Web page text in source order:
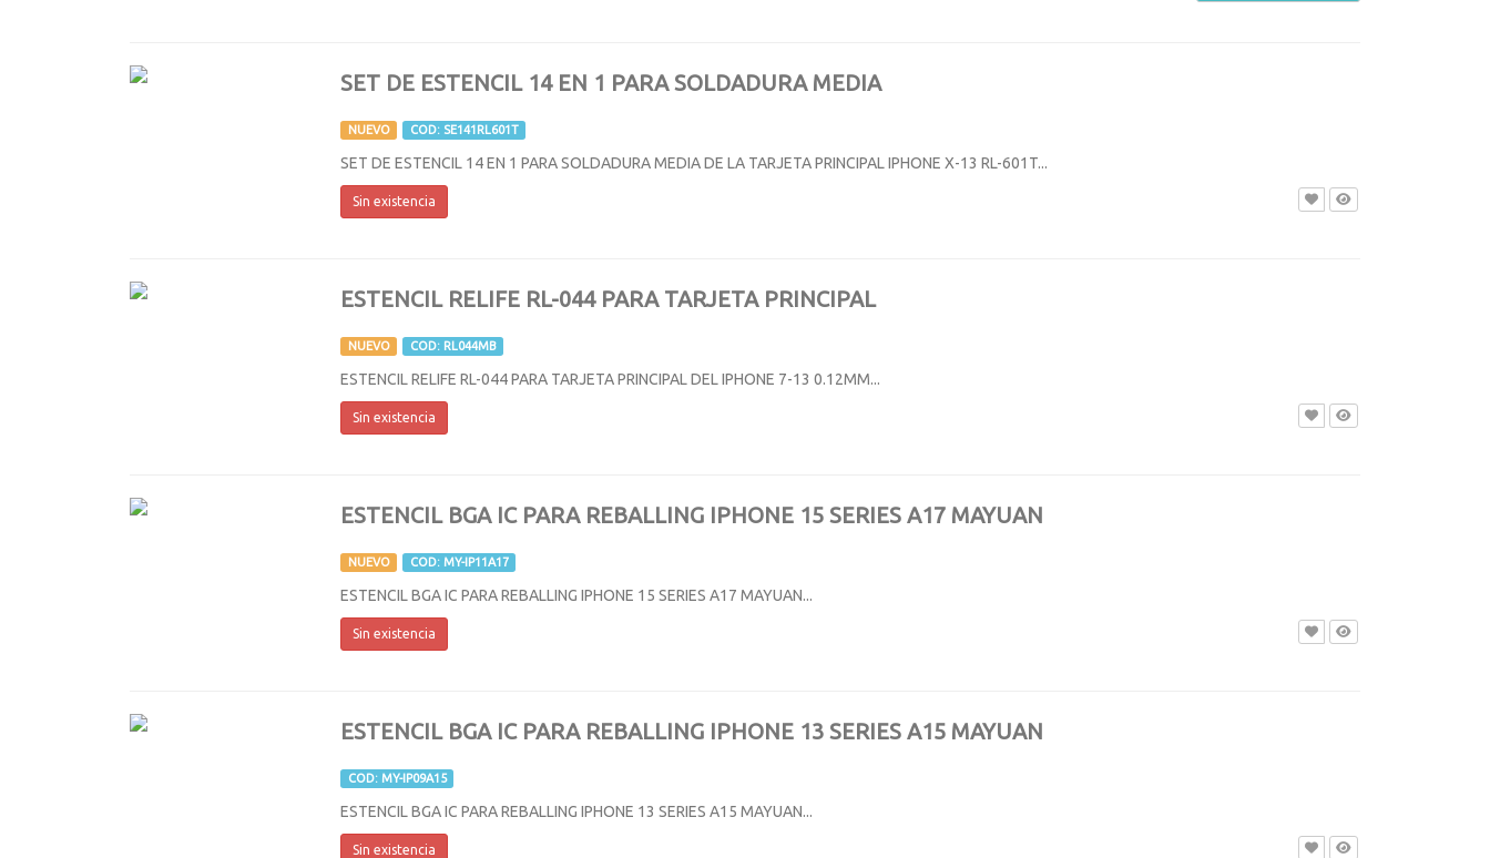
SET DE ESTENCIL 14 EN 1 PARA SOLDADURA MEDIA
NUEVO COD: SE141RL601T
SET DE ESTENCIL 14 EN 1 PARA SOLDADURA MEDIA DE LA TARJETA PRINCIPAL IPHONE X-13 RL-601T...
Sin existencia
ESTENCIL RELIFE RL-044 PARA TARJETA PRINCIPAL
NUEVO COD: RL044MB
ESTENCIL RELIFE RL-044 PARA TARJETA PRINCIPAL DEL IPHONE 7-13 0.12MM...
Sin existencia
ESTENCIL BGA IC PARA REBALLING IPHONE 15 SERIES A17 MAYUAN
NUEVO COD: MY-IP11A17
ESTENCIL BGA IC PARA REBALLING IPHONE 15 SERIES A17 MAYUAN...
Sin existencia
ESTENCIL BGA IC PARA REBALLING IPHONE 13 SERIES A15 MAYUAN
COD: MY-IP09A15
ESTENCIL BGA IC PARA REBALLING IPHONE 13 SERIES A15 MAYUAN...
Sin existencia